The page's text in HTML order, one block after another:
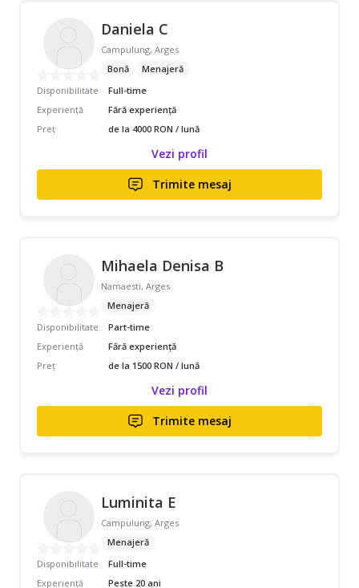
Daniela C
Campulung, Arges
Bonă
Menajeră
Disponibilitate
Full-time
Experiență
Fără experiență
Preț
de la 4000 RON / lună
Vezi profil
Trimite mesaj
Mihaela Denisa B
Namaesti, Arges
Menajeră
Disponibilitate
Part-time
Experiență
Fără experiență
Preț
de la 1500 RON / lună
Vezi profil
Trimite mesaj
Luminita E
Campulung, Arges
Menajeră
Disponibilitate
Full-time
Experiență
Peste 20 ani